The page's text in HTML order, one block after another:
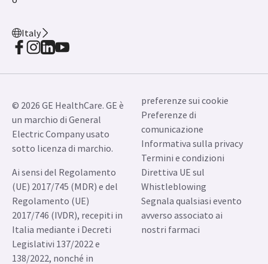
Italy
© 2026 GE HealthCare. GE è
un marchio di General
Electric Company usato
sotto licenza di marchio.
Ai sensi del Regolamento
(UE) 2017/745 (MDR) e del
Regolamento (UE)
2017/746 (IVDR), recepiti in
Italia mediante i Decreti
Legislativi 137/2022 e
138/2022, nonché in
preferenze sui cookie
Preferenze di
comunicazione
Informativa sulla privacy
Termini e condizioni
Direttiva UE sul
Whistleblowing
Segnala qualsiasi evento
avverso associato ai
nostri farmaci